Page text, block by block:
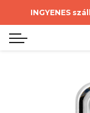
INGYENES